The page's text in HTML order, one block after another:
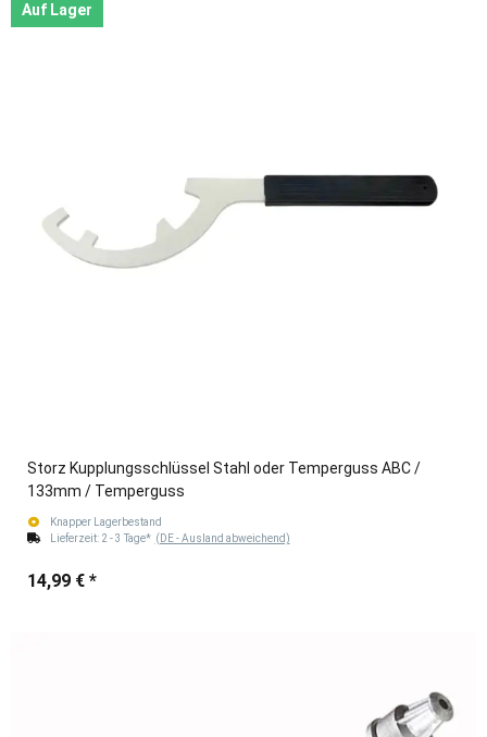
Auf Lager
Storz Kupplungsschlüssel Stahl oder Temperguss ABC /
133mm / Temperguss
Knapper Lagerbestand
Lieferzeit: 2 - 3 Tage* (DE - Ausland abweichend)
14,99 € *